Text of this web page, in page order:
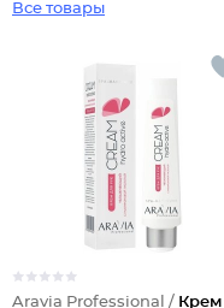
Все товары
Aravia Professional / Крем